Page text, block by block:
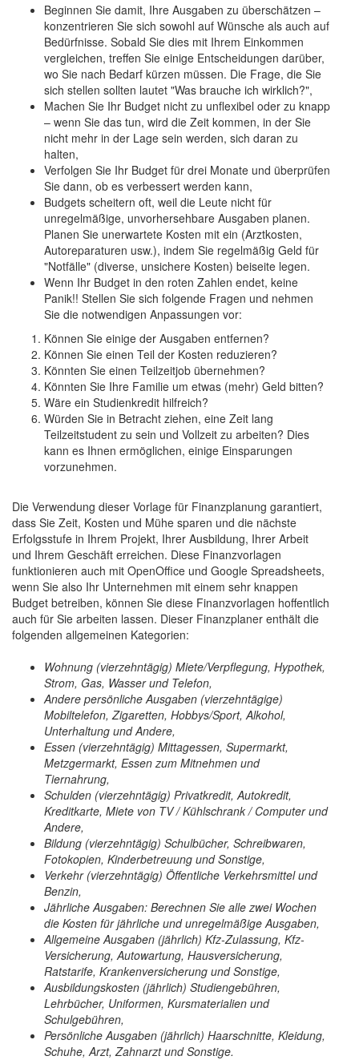
Beginnen Sie damit, Ihre Ausgaben zu überschätzen –
konzentrieren Sie sich sowohl auf Wünsche als auch auf
Bedürfnisse. Sobald Sie dies mit Ihrem Einkommen
vergleichen, treffen Sie einige Entscheidungen darüber,
wo Sie nach Bedarf kürzen müssen. Die Frage, die Sie
sich stellen sollten lautet "Was brauche ich wirklich?",
Machen Sie Ihr Budget nicht zu unflexibel oder zu knapp
– wenn Sie das tun, wird die Zeit kommen, in der Sie
nicht mehr in der Lage sein werden, sich daran zu
halten,
Verfolgen Sie Ihr Budget für drei Monate und überprüfen
Sie dann, ob es verbessert werden kann,
Budgets scheitern oft, weil die Leute nicht für
unregelmäßige, unvorhersehbare Ausgaben planen.
Planen Sie unerwartete Kosten mit ein (Arztkosten,
Autoreparaturen usw.), indem Sie regelmäßig Geld für
"Notfälle" (diverse, unsichere Kosten) beiseite legen.
Wenn Ihr Budget in den roten Zahlen endet, keine
Panik!! Stellen Sie sich folgende Fragen und nehmen
Sie die notwendigen Anpassungen vor:
Können Sie einige der Ausgaben entfernen?
Können Sie einen Teil der Kosten reduzieren?
Könnten Sie einen Teilzeitjob übernehmen?
Könnten Sie Ihre Familie um etwas (mehr) Geld bitten?
Wäre ein Studienkredit hilfreich?
Würden Sie in Betracht ziehen, eine Zeit lang
Teilzeitstudent zu sein und Vollzeit zu arbeiten? Dies
kann es Ihnen ermöglichen, einige Einsparungen
vorzunehmen.
Die Verwendung dieser Vorlage für Finanzplanung garantiert,
dass Sie Zeit, Kosten und Mühe sparen und die nächste
Erfolgsstufe in Ihrem Projekt, Ihrer Ausbildung, Ihrer Arbeit
und Ihrem Geschäft erreichen. Diese Finanzvorlagen
funktionieren auch mit OpenOffice und Google Spreadsheets,
wenn Sie also Ihr Unternehmen mit einem sehr knappen
Budget betreiben, können Sie diese Finanzvorlagen hoffentlich
auch für Sie arbeiten lassen. Dieser Finanzplaner enthält die
folgenden allgemeinen Kategorien:
Wohnung (vierzehntägig) Miete/Verpflegung, Hypothek,
Strom, Gas, Wasser und Telefon,
Andere persönliche Ausgaben (vierzehntägige)
Mobiltelefon, Zigaretten, Hobbys/Sport, Alkohol,
Unterhaltung und Andere,
Essen (vierzehntägig) Mittagessen, Supermarkt,
Metzgermarkt, Essen zum Mitnehmen und
Tiernahrung,
Schulden (vierzehntägig) Privatkredit, Autokredit,
Kreditkarte, Miete von TV / Kühlschrank / Computer und
Andere,
Bildung (vierzehntägig) Schulbücher, Schreibwaren,
Fotokopien, Kinderbetreuung und Sonstige,
Verkehr (vierzehntägig) Öffentliche Verkehrsmittel und
Benzin,
Jährliche Ausgaben: Berechnen Sie alle zwei Wochen
die Kosten für jährliche und unregelmäßige Ausgaben,
Allgemeine Ausgaben (jährlich) Kfz-Zulassung, Kfz-
Versicherung, Autowartung, Hausversicherung,
Ratstarife, Krankenversicherung und Sonstige,
Ausbildungskosten (jährlich) Studiengebühren,
Lehrbücher, Uniformen, Kursmaterialien und
Schulgebühren,
Persönliche Ausgaben (jährlich) Haarschnitte, Kleidung,
Schuhe, Arzt, Zahnarzt und Sonstige.